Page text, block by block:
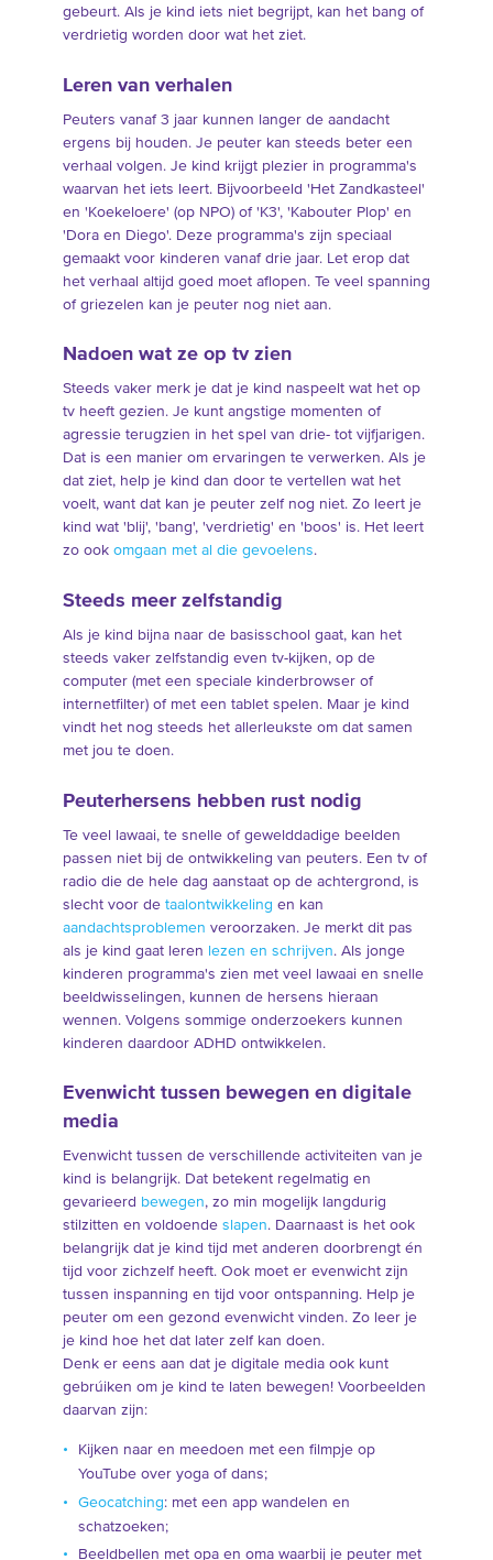
gebeurt. Als je kind iets niet begrijpt, kan het bang of
verdrietig worden door wat het ziet.
Leren van verhalen
Peuters vanaf 3 jaar kunnen langer de aandacht
ergens bij houden. Je peuter kan steeds beter een
verhaal volgen. Je kind krijgt plezier in programma's
waarvan het iets leert. Bijvoorbeeld 'Het Zandkasteel'
en 'Koekeloere' (op NPO) of 'K3', 'Kabouter Plop' en
'Dora en Diego'. Deze programma's zijn speciaal
gemaakt voor kinderen vanaf drie jaar. Let erop dat
het verhaal altijd goed moet aflopen. Te veel spanning
of griezelen kan je peuter nog niet aan.
Nadoen wat ze op tv zien
Steeds vaker merk je dat je kind naspeelt wat het op
tv heeft gezien. Je kunt angstige momenten of
agressie terugzien in het spel van drie- tot vijfjarigen.
Dat is een manier om ervaringen te verwerken. Als je
dat ziet, help je kind dan door te vertellen wat het
voelt, want dat kan je peuter zelf nog niet. Zo leert je
kind wat 'blij', 'bang', 'verdrietig' en 'boos' is. Het leert
zo ook omgaan met al die gevoelens.
Steeds meer zelfstandig
Als je kind bijna naar de basisschool gaat, kan het
steeds vaker zelfstandig even tv-kijken, op de
computer (met een speciale kinderbrowser of
internetfilter) of met een tablet spelen. Maar je kind
vindt het nog steeds het allerleukste om dat samen
met jou te doen.
Peuterhersens hebben rust nodig
Te veel lawaai, te snelle of gewelddadige beelden
passen niet bij de ontwikkeling van peuters. Een tv of
radio die de hele dag aanstaat op de achtergrond, is
slecht voor de taalontwikkeling en kan
aandachtsproblemen veroorzaken. Je merkt dit pas
als je kind gaat leren lezen en schrijven. Als jonge
kinderen programma's zien met veel lawaai en snelle
beeldwisselingen, kunnen de hersens hieraan
wennen. Volgens sommige onderzoekers kunnen
kinderen daardoor ADHD ontwikkelen.
Evenwicht tussen bewegen en digitale
media
Evenwicht tussen de verschillende activiteiten van je
kind is belangrijk. Dat betekent regelmatig en
gevarieerd bewegen, zo min mogelijk langdurig
stilzitten en voldoende slapen. Daarnaast is het ook
belangrijk dat je kind tijd met anderen doorbrengt én
tijd voor zichzelf heeft. Ook moet er evenwicht zijn
tussen inspanning en tijd voor ontspanning. Help je
peuter om een gezond evenwicht vinden. Zo leer je
je kind hoe het dat later zelf kan doen.
Denk er eens aan dat je digitale media ook kunt
gebrúiken om je kind te laten bewegen! Voorbeelden
daarvan zijn:
Kijken naar en meedoen met een filmpje op
YouTube over yoga of dans;
Geocatching: met een app wandelen en
schatzoeken;
Beeldbellen met opa en oma waarbij je peuter met